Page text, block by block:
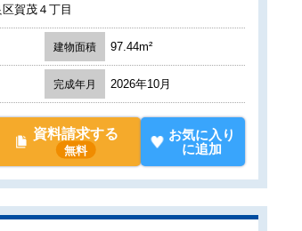
賀茂４丁目
建物面積 97.44m²
完成年月 2026年10月
資料請求する
無料
お気に入り
に追加